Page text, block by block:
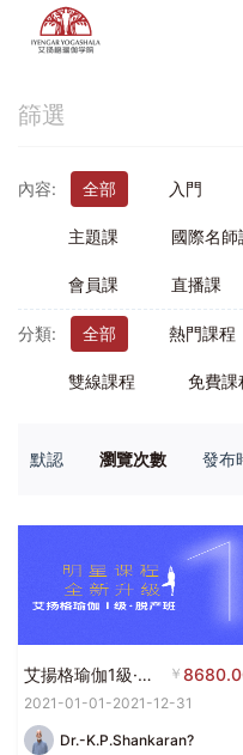
篩選
內容: 全部 入門
主題課 國際名師
會員課 直播課
分類: 全部 熱門課程
雙線課程 免費課
默認 瀏覽次數 發布
艾揚格瑜伽1級·脫產班 ￥
2021-01-01-2021-12-31
Dr.-K.P.Shankaran?